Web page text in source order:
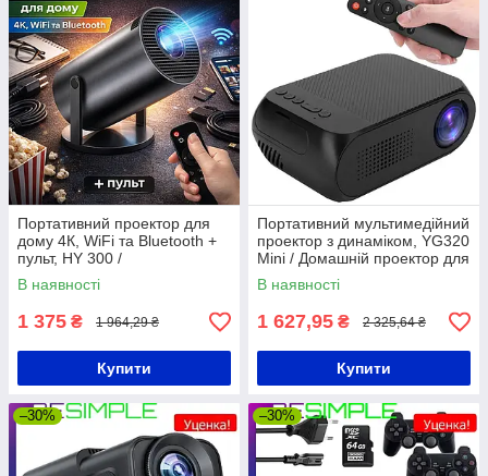
Портативний проектор для
дому 4К, WiFi та Bluetooth +
пульт, HY 300 /
Мультимедійний смарт
проектор
В наявності
1 375 ₴ 1 964,29 ₴
Купити
Портативний мультимедійний
проектор з динаміком, YG320
Mini / Домашній проектор для
дому / Міні проектор
В наявності
1 627,95 ₴ 2 325,64 ₴
Купити
–30% –30%